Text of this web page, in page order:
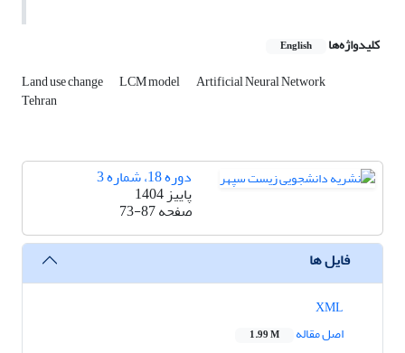
کلیدواژه‌ها English
Land use change LCM model Artificial Neural Network
Tehran
دوره 18، شماره 3
پاییز 1404
صفحه73-87
فایل ها
اصل مقاله
1.99 M